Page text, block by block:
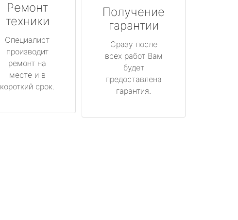
Ремонт
техники
Специалист
производит
ремонт на
месте и в
короткий срок.
Получение
гарантии
Сразу после
всех работ Вам
будет
предоставлена
гарантия.